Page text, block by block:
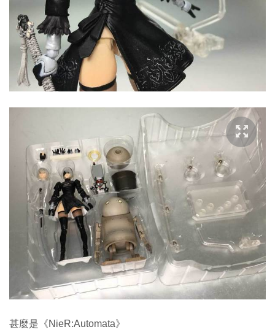
甚麼是《NieR:Automata》